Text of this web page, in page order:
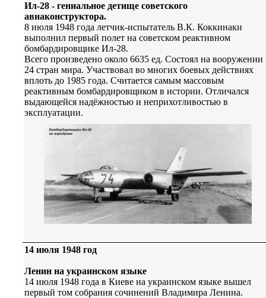
Ил-28 - гениальное детище советского
авиаконструктора.
8 июля 1948 года летчик-испытатель В.К. Коккинаки
выполнил первый полет на советском реактивном
бомбардировщике Ил-28.
Всего произведено около 6635 ед. Состоял на вооружении
24 стран мира. Участвовал во многих боевых действиях
вплоть до 1985 года. Считается самым массовым
реактивным бомбардировщиком в истории. Отличался
выдающейся надёжностью и неприхотливостью в
эксплуатации.
14 июля 1948 год
Ленин на украинском языке
14 июля 1948 года в Киеве на украинском языке вышел
первый том собрания сочинений Владимира Ленина.